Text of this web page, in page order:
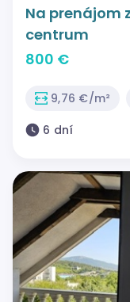
Na prenájom
centrum
800 €
9,76 €/m²
6 dní